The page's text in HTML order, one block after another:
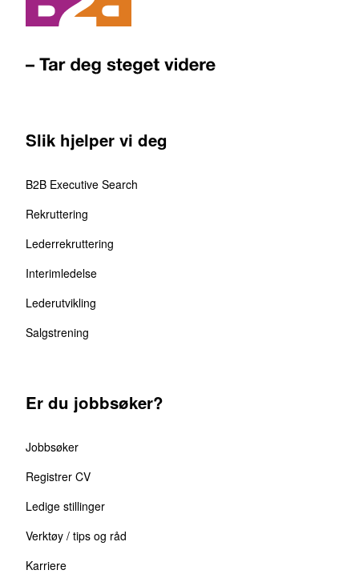
Slik hjelper vi deg
B2B Executive Search
Rekruttering
Lederrekruttering
Interimledelse
Lederutvikling
Salgstrening
Er du jobbsøker?
Jobbsøker
Registrer CV
Ledige stillinger
Verktøy / tips og råd
Karriere